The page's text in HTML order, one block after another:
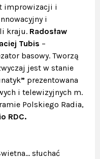
improwizacji i
i
kraju. Radosław
Tubis –
basowy. Tworzą
jest w stanie
” prezentowana
i telewizyjnych m.
Polskiego Radia,
RDC.
słuchać